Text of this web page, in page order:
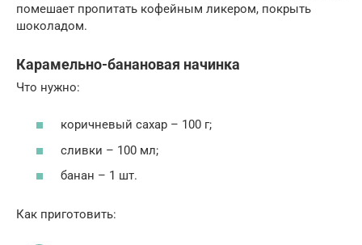
помешает пропитать кофейным ликером, покрыть
шоколадом.
Карамельно-банановая начинка
Что нужно:
коричневый сахар – 100 г;
сливки – 100 мл;
банан – 1 шт.
Как приготовить: